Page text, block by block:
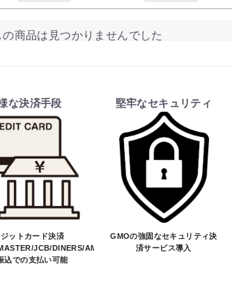
の商品は見つかりませんでした
な決済手段
ットカード決済
JCB/DINERS/AMEX）、
込での支払い可能
堅牢なセキュリティ
GMOの強固なセキュリティ決
済サービス導入